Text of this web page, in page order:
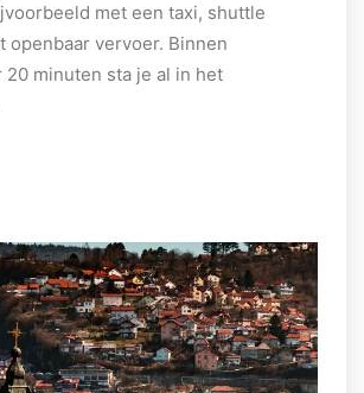
met een taxi, shuttle
openbaar vervoer. Binnen
20 minuten sta je al in het